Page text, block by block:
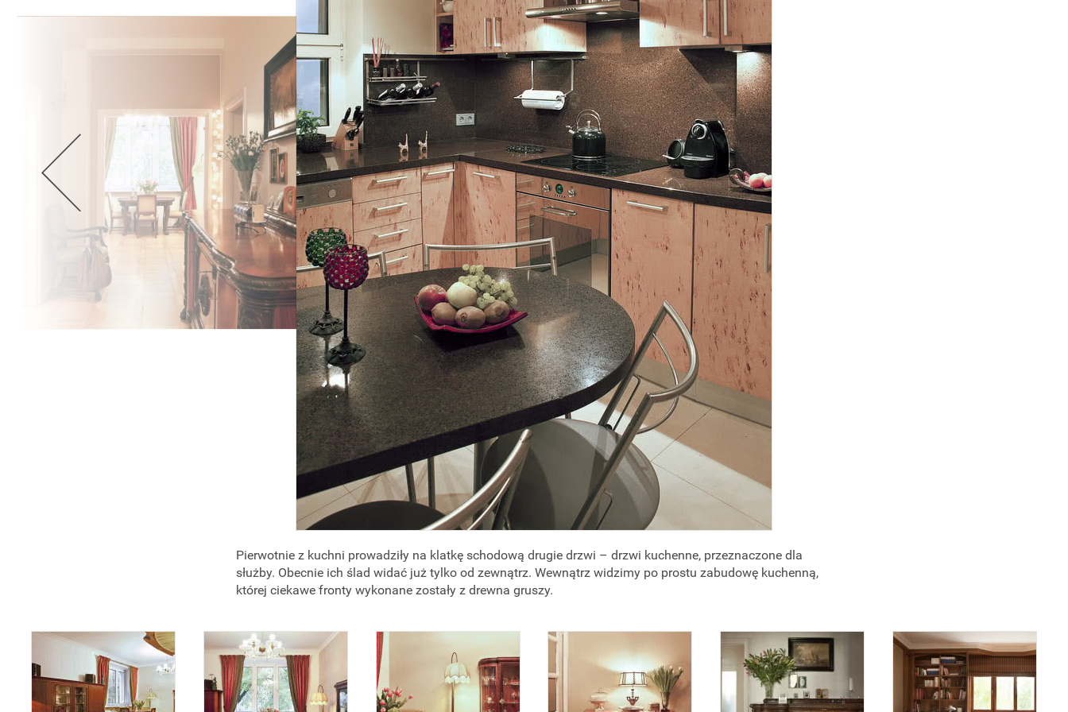
Pierwotnie z kuchni prowadziły na klatkę schodową drugie drzwi – drzwi kuchenne, przeznaczone dla
służby. Obecnie ich ślad widać już tylko od zewnątrz. Wewnątrz widzimy po prostu zabudowę kuchenną,
której ciekawe fronty wykonane zostały z drewna gruszy.